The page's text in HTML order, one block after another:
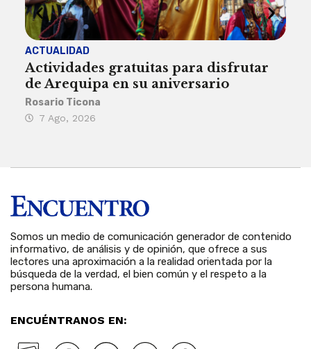
ACTUALIDAD
Actividades gratuitas para disfrutar
de Arequipa en su aniversario
Rosario Ticona
7 Ago, 2026
Somos un medio de comunicación generador de contenido
informativo, de análisis y de opinión, que ofrece a sus
lectores una aproximación a la realidad orientada por la
búsqueda de la verdad, el bien común y el respeto a la
persona humana.
ENCUÉNTRANOS EN: